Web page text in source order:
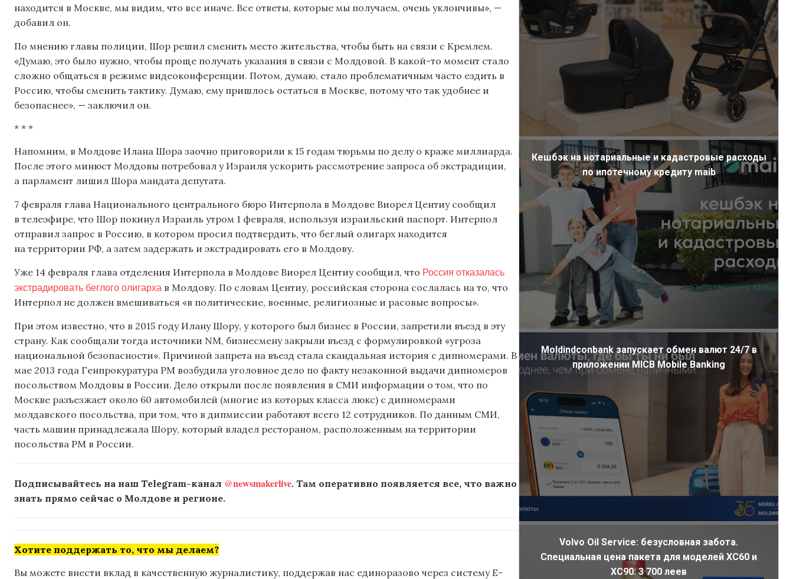
находится в Москве, мы видим, что все иначе. Все ответы, которые мы получаем, очень уклончивы», —
добавил он.
По мнению главы полиции, Шор решил сменить место жительства, чтобы быть на связи с Кремлем.
«Думаю, это было нужно, чтобы проще получать указания в связи с Молдовой. В какой-то момент стало
сложно общаться в режиме видеоконференции. Потом, думаю, стало проблематичным часто ездить в
Россию, чтобы сменить тактику. Думаю, ему пришлось остаться в Москве, потому что так удобнее и
безопаснее», — заключил он.
* * *
Напомним, в Молдове Илана Шора заочно приговорили к 15 годам тюрьмы по делу о краже миллиарда.
После этого минюст Молдовы потребовал у Израиля ускорить рассмотрение запроса об экстрадиции,
а парламент лишил Шора мандата депутата.
7 февраля глава Национального центрального бюро Интерпола в Молдове Виорел Центиу сообщил
в телеэфире, что Шор покинул Израиль утром 1 февраля, используя израильский паспорт. Интерпол
отправил запрос в Россию, в котором просил подтвердить, что беглый олигарх находится
на территории РФ, а затем задержать и экстрадировать его в Молдову.
Уже 14 февраля глава отделения Интерпола в Молдове Виорел Центиу сообщил, что Россия отказалась
экстрадировать беглого олигарха в Молдову. По словам Центиу, российская сторона сослалась на то, что
Интерпол не должен вмешиваться «в политические, военные, религиозные и расовые вопросы».
При этом известно, что в 2015 году Илану Шору, у которого был бизнес в России, запретили въезд в эту
страну. Как сообщали тогда источники NM, бизнесмену закрыли въезд с формулировкой «угроза
национальной безопасности». Причиной запрета на въезд стала скандальная история с дипномерами. В
мае 2013 года Генпрокуратура РМ возбудила уголовное дело по факту незаконной выдачи дипномеров
посольством Молдовы в России. Дело открыли после появления в СМИ информации о том, что по
Москве разъезжает около 60 автомобилей (многие из которых класса люкс) с дипномерами
молдавского посольства, при том, что в дипмиссии работают всего 12 сотрудников. По данным СМИ,
часть машин принадлежала Шору, который владел рестораном, расположенным на территории
посольства РМ в России.
Подписывайтесь на наш Telegram-канал @newsmakerlive. Там оперативно появляется все, что важно
знать прямо сейчас о Молдове и регионе.
Хотите поддержать то, что мы делаем?
Вы можете внести вклад в качественную журналистику, поддержав нас единоразово через систему E-
Кешбэк на нотариальные и кадастровые расходы
по ипотечному кредиту maib
Moldindconbank запускает обмен валют 24/7 в
приложении MICB Mobile Banking
Volvo Oil Service: безусловная забота.
Специальная цена пакета для моделей XC60 и
XC90: 3 700 леев